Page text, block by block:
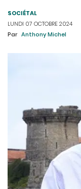
SOCIÉTAL
LUNDI 07 OCTOBRE 2024
Par Anthony Michel